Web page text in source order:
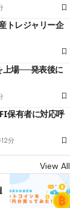
トレジャリー企
上場──発表後に
保有者に対応呼
分
View All